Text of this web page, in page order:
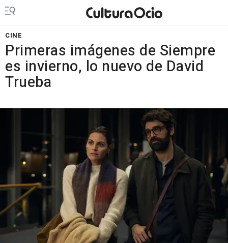
CINE
Primeras imágenes de Siempre
es invierno, lo nuevo de David
Trueba